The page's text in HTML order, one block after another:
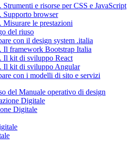
Strumenti e risorse per CSS e JavaScript
Supporto browser
Misurare le prestazioni
del riuso
con il design system .italia
Il framework Bootstrap Italia
Il kit di sviluppo React
Il kit di sviluppo Angular
con i modelli di sito e servizi
del Manuale operativo di design
Digitale